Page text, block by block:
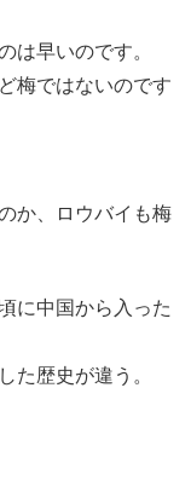
は早いのです。
梅ではないのです
か、ロウバイも梅
に中国から入った
た歴史が違う。